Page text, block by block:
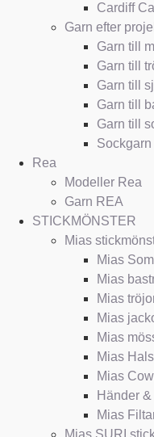
Cardiff
Garn efter
Garn till
Garn till
Garn till
Garn till
Garn till
Sockgarn
Rea
Modeller Rea
Garn REA
STICKMÖNSTER
Mias
Mias
Mias
Mias
Mias
Mias
Mias
Mias
Händer
Mias
Mias SURI